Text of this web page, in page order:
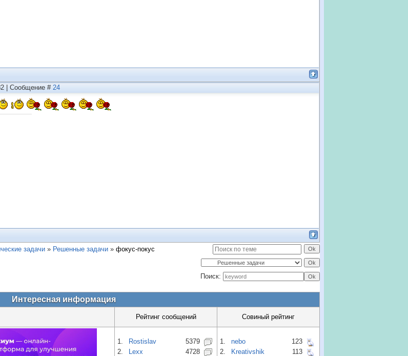
| Сообщение #24
задачи » Решенные задачи » фокус-покус
Поиск:
Интересная информация
Рейтинг сообщений Совиный рейтинг
1. Rostislav
5379
2.
Lexx 4728
1. nebo
123
2.
Kreativshik 113